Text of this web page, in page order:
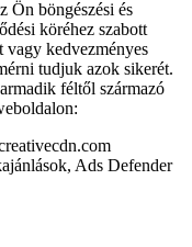
Ön böngészési és
köréhez szabott
vagy kedvezményes
tudjuk azok sikerét.
féltől származó
Ads Defender